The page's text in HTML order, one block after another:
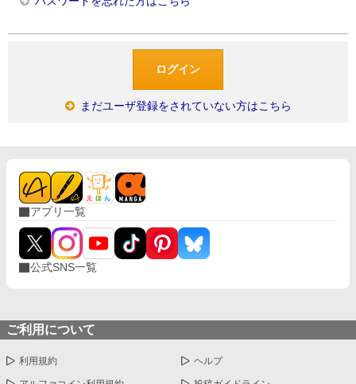
まだユーザ登録をされていない方はこちら
アプリ一覧
公式SNS一覧
ご利用について
利用規約 ヘルプ